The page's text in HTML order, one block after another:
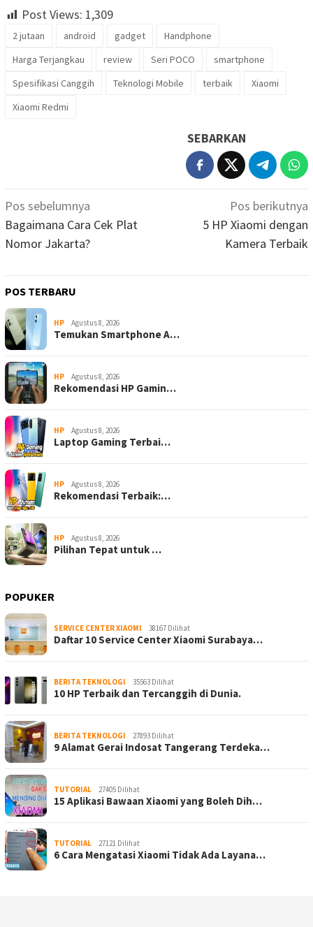
Post Views: 1,309
2 jutaan android gadget
Handphone
Harga Terjangkau
review Seri POCO
smartphone
Spesifikasi Canggih
Teknologi Mobile terbaik
Xiaomi
Xiaomi Redmi
SEBARKAN
Navigasi
pos
Pos sebelumnya
Bagaimana Cara Cek Plat
Nomor Jakarta?
Pos berikutnya
5 HP Xiaomi dengan
Kamera Terbaik
POS TERBARU
HP Agustus 8, 2026
Temukan Smartphone A…
HP Agustus 8, 2026
Rekomendasi HP Gamin…
HP Agustus 8, 2026
Laptop Gaming Terbai…
HP Agustus 8, 2026
Rekomendasi Terbaik:…
HP Agustus 8, 2026
Pilihan Tepat untuk …
POPUKER
SERVICE CENTER XIAOMI 38167 Dilihat
Daftar 10 Service Center Xiaomi Surabaya…
BERITA TEKNOLOGI 35563 Dilihat
10 HP Terbaik dan Tercanggih di Dunia.
BERITA TEKNOLOGI 27893 Dilihat
9 Alamat Gerai Indosat Tangerang Terdeka…
TUTORIAL 27405 Dilihat
15 Aplikasi Bawaan Xiaomi yang Boleh Dih…
TUTORIAL 27121 Dilihat
6 Cara Mengatasi Xiaomi Tidak Ada Layana…